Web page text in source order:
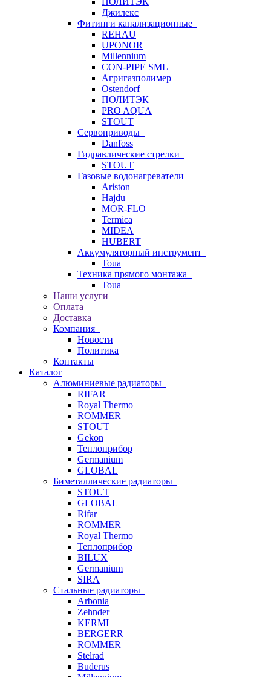
Джилекс
Фитинги канализационные
REHAU
UPONOR
Millennium
CON-PIPE SML
Агригазполимер
Ostendorf
ПОЛИТЭК
PRO AQUA
STOUT
Сервоприводы
Danfoss
Гидравлические стрелки
STOUT
Газовые водонагреватели
Ariston
Hajdu
MOR-FLO
Termica
MIDEA
HUBERT
Аккумуляторный инструмент
Toua
Техника прямого монтажа
Toua
Наши услуги
Оплата
Доставка
Компания
Новости
Политика
Контакты
Каталог
Алюминиевые радиаторы
RIFAR
Royal Thermo
ROMMER
STOUT
Gekon
Теплоприбор
Germanium
GLOBAL
Биметаллические радиаторы
STOUT
GLOBAL
Rifar
ROMMER
Royal Thermo
Теплоприбор
BILUX
Germanium
SIRA
Стальные радиаторы
Arbonia
Zehnder
KERMI
BERGERR
ROMMER
Stelrad
Buderus